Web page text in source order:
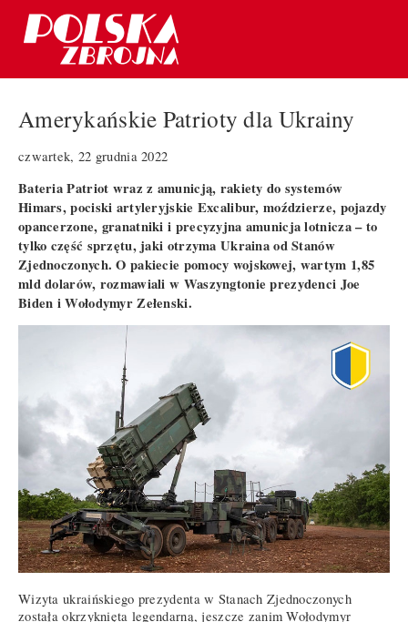
Amerykańskie Patrioty dla Ukrainy
czwartek, 22 grudnia 2022
Bateria Patriot wraz z amunicją, rakiety do systemów
Himars, pociski artyleryjskie Excalibur, moździerze, pojazdy
opancerzone, granatniki i precyzyjna amunicja lotnicza – to
tylko część sprzętu, jaki otrzyma Ukraina od Stanów
Zjednoczonych. O pakiecie pomocy wojskowej, wartym 1,85
mld dolarów, rozmawiali w Waszyngtonie prezydenci Joe
Biden i Wołodymyr Zełenski.
Wizyta ukraińskiego prezydenta w Stanach Zjednoczonych
została okrzyknięta legendarną, jeszcze zanim Wołodymyr